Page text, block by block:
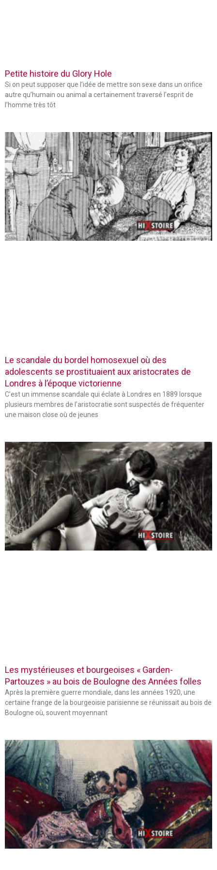
Petite histoire du Glory Hole
Si on peut supposer que l’idée de mettre son sexe dans un orifice
autre qu’humain ou animal a certainement traversé l’esprit de
l’homme très tôt
Le scandale du bordel homosexuel où des
adolescents se prostituaient aux aristocrates de
Londres à l’époque victorienne
C’est un immense scandale qui éclate à Londres en 1889 lorsque
plusieurs membres de l’aristocratie sont suspectés de fréquenter
une maison close où de jeunes
Les mystérieuses et bourgeoises « Garden-
Partouzes » au bois de Boulogne des Années folles
Après la première guerre mondiale, dans les années 1920, une
certaine frange de la bourgeoisie parisienne se réunissait au bois de
Boulogne où, souvent moyennant